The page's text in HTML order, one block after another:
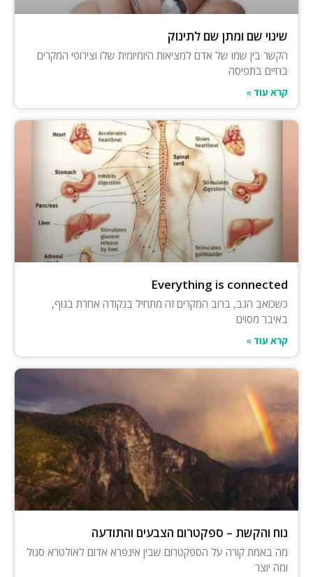
שינוי שם ומתן שם לתינוק
הקשר בין שמו של אדם למציאות היומיומית שלו וצירופי המקרים
בחיים בתפיסה
קרא עוד »
Everything is connected
כשכואב הגב, ברוב המקרים זה מתחיל בנקודה אחרת בגוף,
באיבר מסוים
קרא עוד »
נוח והקשת – ספקטרום הצבעים והתודעה
מה באמת קורה על הספקטרום שבין אינפרא אדום לאולטרא סגול
ומה יוצר